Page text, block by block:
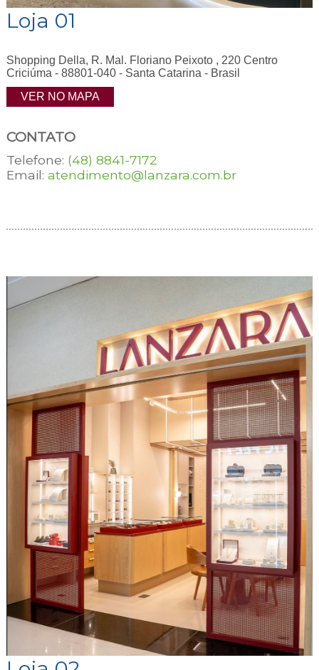
Loja 01
Shopping Della, R. Mal. Floriano Peixoto , 220 Centro
Criciúma - 88801-040 - Santa Catarina - Brasil
VER NO MAPA
CONTATO
Telefone: (48) 8841-7172
Email: atendimento@lanzara.com.br